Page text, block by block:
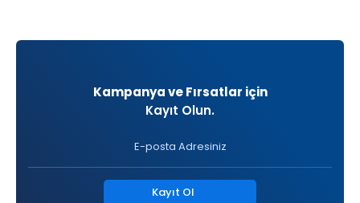
Kampanya ve Fırsatlar için
Kayıt Olun.
Kayıt Ol